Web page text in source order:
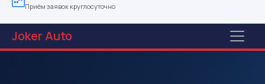
Приём заявок круглосуточно
JokerAuto